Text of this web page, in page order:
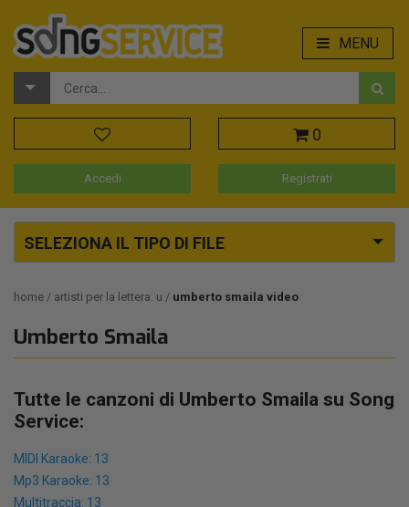
MENU
0
Accedi Registrati
SELEZIONA IL TIPO DI FILE
home artisti per la lettera: u umberto smaila video
Umberto Smaila
Tutte le canzoni di Umberto Smaila su Song
Service:
MIDI Karaoke: 13
Mp3 Karaoke: 13
Multitraccia: 13